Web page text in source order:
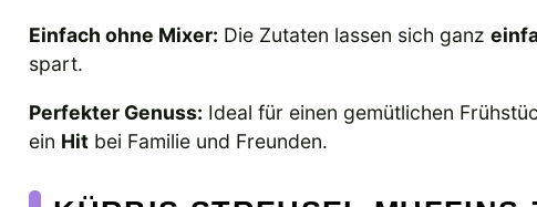
Einfach ohne Mixer: Die Zutaten lassen sich ganz
spart.
Perfekter Genuss: Ideal für einen gemütlichen
ein Hit bei Familie und Freunden.